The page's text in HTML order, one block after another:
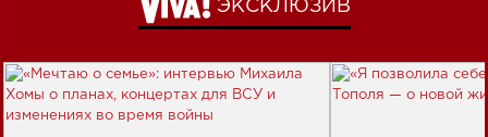
ЭКСКЛЮЗИВ